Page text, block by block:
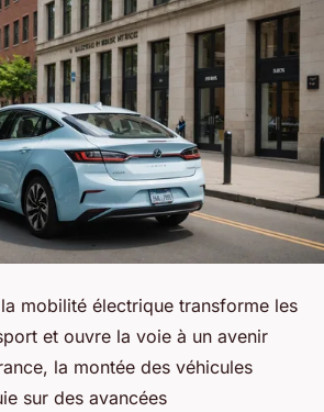
la mobilité électrique transforme les
et ouvre la voie à un avenir
la montée des véhicules
sur des avancées